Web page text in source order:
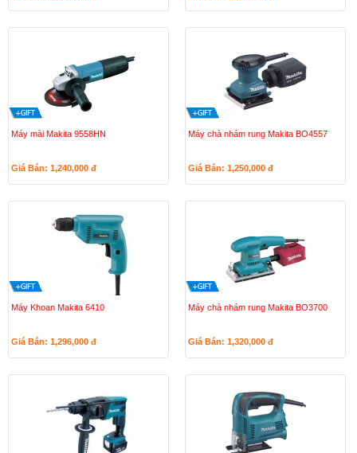
Máy mài Makita 9558HN
Giá Bán: 1,240,000 đ
Máy chà nhám rung Makita BO4557
Giá Bán: 1,250,000 đ
Máy Khoan Makita 6410
Giá Bán: 1,296,000 đ
Máy chà nhám rung Makita BO3700
Giá Bán: 1,320,000 đ